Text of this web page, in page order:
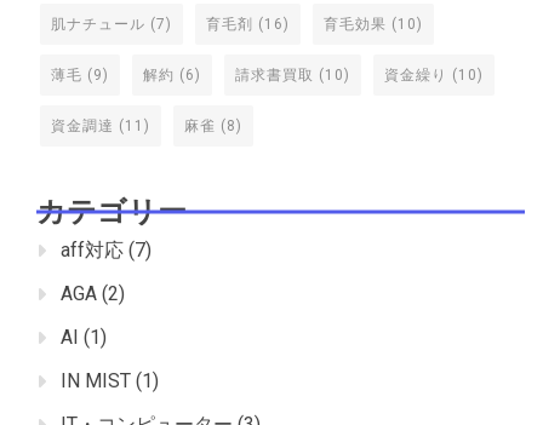
肌ナチュール (7) 育毛剤 (16) 育毛効果 (10)
薄毛 (9) 解約 (6) 請求書買取 (10) 資金繰り (10)
資金調達 (11) 麻雀 (8)
カテゴリー
aff対応 (7)
AGA (2)
AI (1)
IN MIST (1)